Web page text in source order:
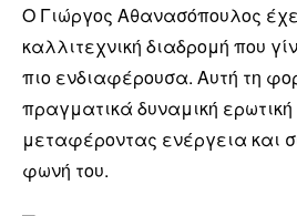
Ο Γιώργος Αθανασόπουλος
καλλιτεχνική διαδρομή που
πιο ενδιαφέρουσα. Αυτή τη
πραγματικά δυναμική
μεταφέροντας ενέργεια και
φωνή του.